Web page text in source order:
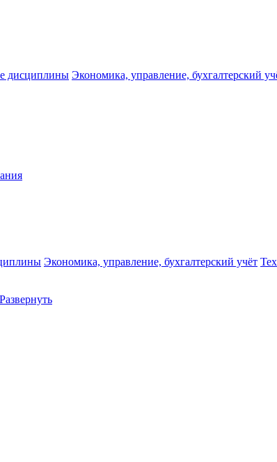
дисциплины Экономика, управление, бухгалтерский
Экономика, управление, бухгалтерский учёт
Развернуть